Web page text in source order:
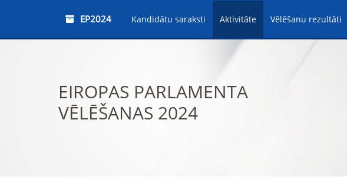
EP2024 Kandidātu saraksti Aktivitāte Vēlēšanu rezultāti
EIROPAS PARLAMENTA
VĒLĒŠANAS 2024